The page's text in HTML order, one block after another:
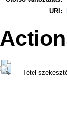
URI:
Tétel